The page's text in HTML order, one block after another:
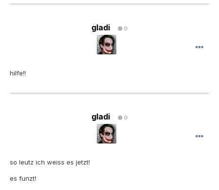
gladi 0
hilfe!!
gladi 0
so leutz ich weiss es jetzt!
es funzt!